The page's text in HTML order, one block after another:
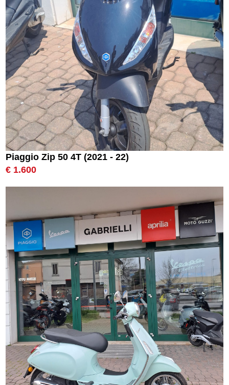
Piaggio Zip 50 4T (2021 - 22)
€ 1.600